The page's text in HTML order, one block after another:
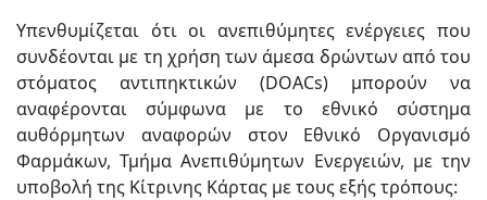
Υπενθυμίζεται ότι οι ανεπιθύμητες ενέργειες που
συνδέονται με τη χρήση των άμεσα δρώντων από του
στόματος αντιπηκτικών (DOACs) μπορούν να
αναφέρονται σύμφωνα με το εθνικό σύστημα
αυθόρμητων αναφορών στον Εθνικό Οργανισμό
Φαρμάκων, Τμήμα Ανεπιθύμητων Ενεργειών, με την
υποβολή της Κίτρινης Κάρτας με τους εξής τρόπους: